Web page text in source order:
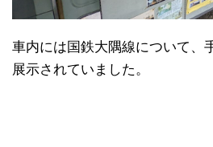
車内には国鉄大隅線について、
展示されていました。